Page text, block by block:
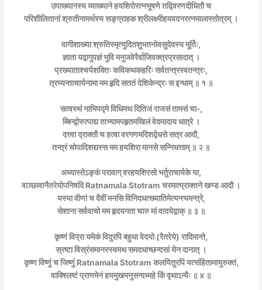
उपाख्यानस्य व्याख्याने हयशिरोरत्नभूषणे तद्विवरणदीधितौ च
परिशीलितानां श्रुतीनामर्थस्य सङ्ग्राहक श्रीलक्ष्मीहयवदनरत्नमालास्तोत्रम् ।
वागीशाख्या श्रुतिस्मृत्युदितशुभतनोवसुदेवस्य मूर्तिः,
ज्ञाता यद्वागुपज्ञं भुवि मनुजवेरैर्वाजिवक्त्रप्रसादात् ।
प्रख्याताश्चर्यशक्तिः कविकथकहरिः सर्वतन्त्रस्वतन्त्रः,
त्रय्यन्ताचार्यनामा मम हृदि सततं देशिकेन्द्रः स इन्धाम् ॥ १ ॥
सत्वस्थं नाभिपद्मे विधिमथ दितिजं राजसं तामसं चा-,
ब्बिन्द्वोरुत्पाद्य ताभ्यामपहृतमखिलं वेदमादाय धात्रे ।
दत्त्वा द्राक्तौ च हत्वा वरगणमदिशद्वेधसे सत्र आदौ,
तन्त्रं चोपादिशद्यस्स मम हयशिरा मानसे सन्निधत्ताम् ॥ २ ॥
अध्यास्तेऽङ्कं परावाग् वरहयशिरसो भर्तुराचार्यके या,
वाञ्छावानैतरेयोपनिषदि Ratnamala Stotram चरमात्प्राक्तने खण्ड आदौ ।
यस्या वीणां च दैवीं मनसि विनिदधत्ख्यातिमेत्यन्त्यमन्त्रे,
सेशाना सर्ववाचो मम हृदयगता चारु मां वादयेद्वाक् ॥ ३ ॥
कृष्णं विप्रा यमेकं विदुरपि बहुधा वेदयो (रैतरेये) रादिमान्ते,
स्रष्टा विस्रंसमानस्स्वमथ समदधाच्छन्दसां येन दानात् ।
कृष्ण विष्णुं च जिष्णुं Ratnamala Stotram कलयितुरपि यत्संहितामायुरुक्तं,
वाक्श्लिष्टं प्राणमेनं हयमुखमनुसन्दध्महे किं वृथाऽन्यैः ॥ ४ ॥